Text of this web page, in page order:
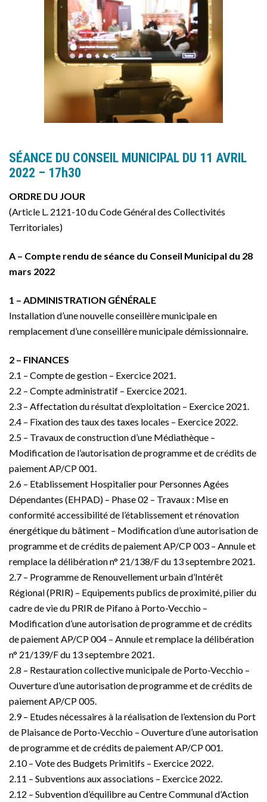
SÉANCE DU CONSEIL MUNICIPAL DU 11 AVRIL
2022 – 17h30
ORDRE DU JOUR
(Article L. 2121-10 du Code Général des Collectivités
Territoriales)
A – Compte rendu de séance du Conseil Municipal du 28
mars 2022
1 – ADMINISTRATION GÉNÉRALE
Installation d’une nouvelle conseillère municipale en
remplacement d’une conseillère municipale démissionnaire.
2 – FINANCES
2.1 – Compte de gestion – Exercice 2021.
2.2 – Compte administratif – Exercice 2021.
2.3 – Affectation du résultat d’exploitation – Exercice 2021.
2.4 – Fixation des taux des taxes locales – Exercice 2022.
2.5 – Travaux de construction d’une Médiathèque –
Modification de l’autorisation de programme et de crédits de
paiement AP/CP 001.
2.6 – Etablissement Hospitalier pour Personnes Agées
Dépendantes (EHPAD) – Phase 02 – Travaux : Mise en
conformité accessibilité de l’établissement et rénovation
énergétique du bâtiment – Modification d’une autorisation de
programme et de crédits de paiement AP/CP 003 – Annule et
remplace la délibération n° 21/138/F du 13 septembre 2021.
2.7 – Programme de Renouvellement urbain d’Intérêt
Régional (PRIR) – Equipements publics de proximité, pilier du
cadre de vie du PRIR de Pifano à Porto-Vecchio –
Modification d’une autorisation de programme et de crédits
de paiement AP/CP 004 – Annule et remplace la délibération
n° 21/139/F du 13 septembre 2021.
2.8 – Restauration collective municipale de Porto-Vecchio –
Ouverture d’une autorisation de programme et de crédits de
paiement AP/CP 005.
2.9 – Etudes nécessaires à la réalisation de l’extension du Port
de Plaisance de Porto-Vecchio – Ouverture d’une autorisation
de programme et de crédits de paiement AP/CP 001.
2.10 – Vote des Budgets Primitifs – Exercice 2022.
2.11 – Subventions aux associations – Exercice 2022.
2.12 – Subvention d’équilibre au Centre Communal d’Action